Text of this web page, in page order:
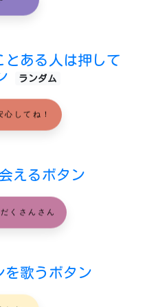
とある人は押して
ランダム
心してね！
えるボタン
くさんさん
を歌うボタン